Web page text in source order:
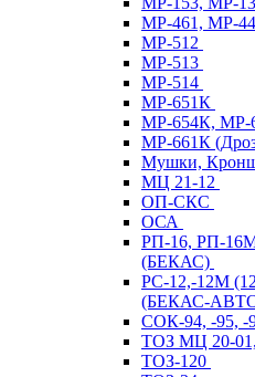
МР-461, МР-
МР-512
МР-513
МР-514
МР-651К
МР-654К, МР-
МР-661К
Мушки,
МЦ 21-12
ОП-СКС
ОСА
РП-16, РП-
(БЕКАС)
РС-12,-12М
(БЕКАС-
СОК-94, -95, -
ТОЗ МЦ 20-
ТОЗ-120